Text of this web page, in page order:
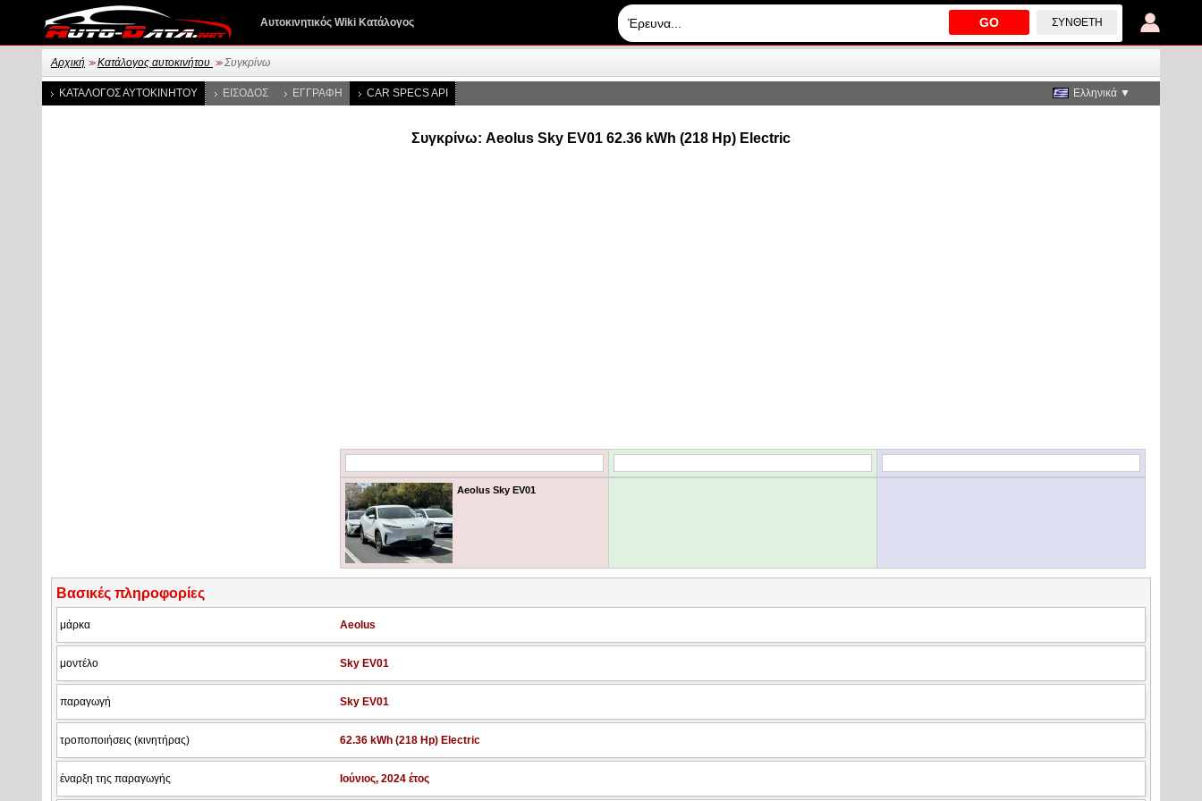
GO ΣΎΝΘΕΤΗ
Αυτοκινητικός Wiki Κατάλογος
Αρχική >> Κατάλογος αυτοκινήτου >> Συγκρίνω
ΚΑΤΆΛΟΓΟΣ ΑΥΤΟΚΙΝΉΤΟΥ ΕΊΣΟΔΟΣ ΕΓΓΡΑΦΉ CAR SPECS API Ελληνικά ▼
Συγκρίνω: Aeolus Sky EV01 62.36 kWh (218 Hp) Electric
Aeolus Sky EV01
Βασικές πληροφορίες
μάρκα Aeolus
μοντέλο Sky EV01
παραγωγή Sky EV01
τροποποιήσεις (κινητήρας) 62.36 kWh (218 Hp) Electric
έναρξη της παραγωγής Ιούνιος, 2024 έτος